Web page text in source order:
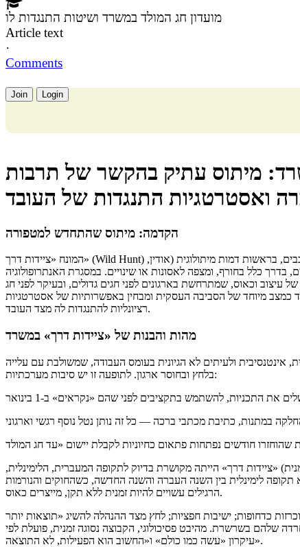
מועדון חג המולד במשרד ושיטות התנגדות לו
Article text
·
Comments
Join Login
מיתוס עתיק בהקשר של תרבות
ואסטרטגיות התנגדות של העובד
הקדמה: מיתוס שהתחדש למטפורה
המונח «ציידות דרך» (Wild Hunt) יוצא מהמיתולוגיה האירופית. זהו קבוצה על-טבעית של רוחות וכוכבים, בראשות דמות מיתולוגית (אודין,
בדרך כלל בחורף, ומצפה לאסונות או שינויים. במסגרת האנתרופולוגיה
עיצוב וכאוס, שמתרחשת בארגונים לפני חגים גדולים, ובעיקר לפני חג
מיוחד של הסביבה העסקית ומבחין באפשרותיות של אסטרטגיות
רציונליות להתנגדות לה מצד העובד.
מהות והבנות של «ציידות דרך» במשרד
ולעיתים לא הגיונית בעומס העבודה, שמשולבת עם עלייה
בלחץ ובחוסר ארגון. לתופעה זו יש סיבות מערכתיות:
«ציידות דרך» הייתה מקושרת בדיוק לתקופה המעברית, הלימינלית,
לימינלית בין השנה העברה והשנה החדשה, כשהחוקים והנורמות
הרגילים עשויים להיות זמנית ללא תקן, מייצרים כאוס.
כדחופות; ישיבות חפציות; לחץ מצד ההנהלה להשיג «תוצאות יותר
שלהם בשרשרת. מהיבט פסיכולוגי, הקבוצה נסוגה זמנית, פועלת לפי
עיקרון «עשה כמו כולם» ו«החשוב הוא הפעילות, לא התוצאה».